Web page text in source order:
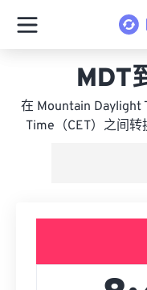
MDT
在 Mountain Daylight
Time（CET）之间转